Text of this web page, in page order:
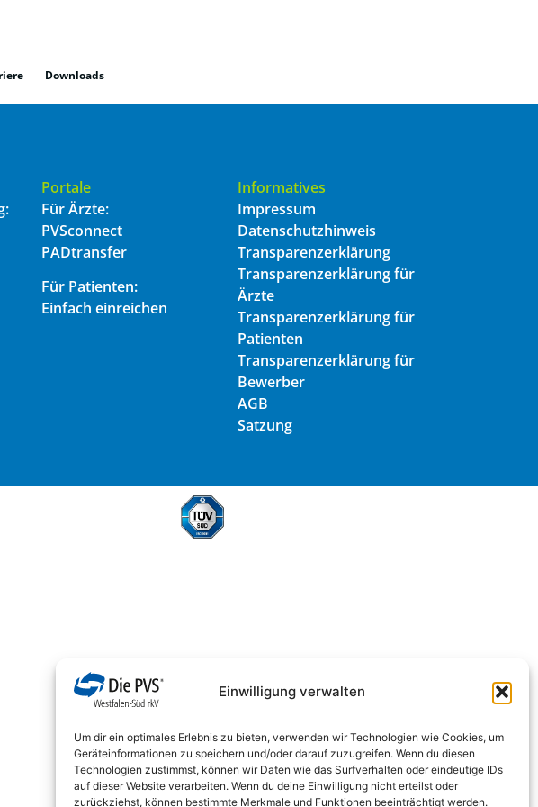
Einwilligung verwalten
Um dir ein optimales Erlebnis zu bieten, verwenden wir Technologien wie Cookies, um
Geräteinformationen zu speichern und/oder darauf zuzugreifen. Wenn du diesen
Technologien zustimmst, können wir Daten wie das Surfverhalten oder eindeutige IDs
auf dieser Website verarbeiten. Wenn du deine Einwilligung nicht erteilst oder
zurückziehst, können bestimmte Merkmale und Funktionen beeinträchtigt werden.
Downloads
Portale
Für Ärzte:
PVSconnect
PADtransfer
Für Patienten:
Einfach einreichen
Informatives
Impressum
Datenschutzhinweis
Transparenzerklärung
Transparenzerklärung für
Ärzte
Transparenzerklärung für
Patienten
Transparenzerklärung für
Bewerber
AGB
Satzung